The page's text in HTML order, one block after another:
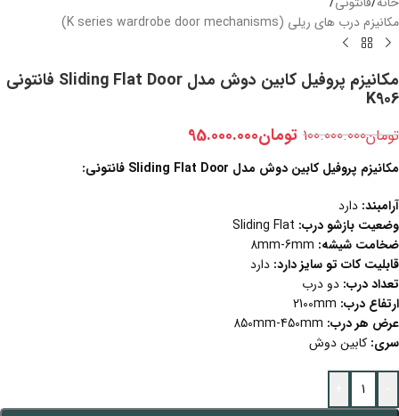
مکانیزم درب های ریلی (K series wardrobe door mechanisms)
مکانیزم پروفیل کابین دوش مدل Sliding Flat Door فانتونی
K906
تومان100.000.000 تومان95.000.000
مکانیزم پروفیل کابین دوش مدل Sliding Flat Door فانتونی:
آرامبند: دارد
وضعیت بازشو درب:
ضخامت شیشه:
قابلیت کات تو سایز دارد: دارد
تعداد درب: دو درب
ارتفاع درب:
عرض هر درب:
سری: کابین دوش